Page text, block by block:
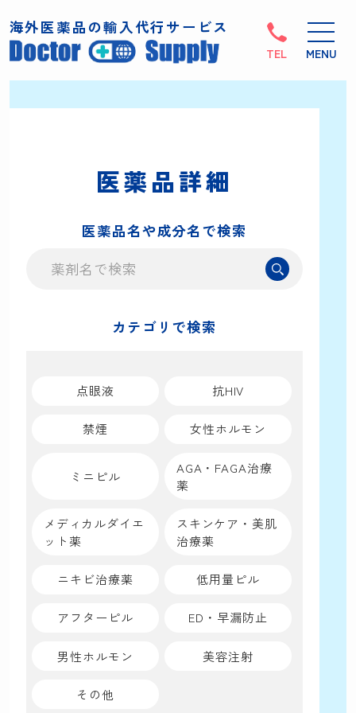
海外医薬品の輸入代行サービス
TEL
医薬品詳細
医薬品名や成分名で検索
カテゴリで検索
点眼液 抗HIV
禁煙 女性ホルモン
ミニピル
AGA・FAGA治療
薬
メディカルダイエ
ット薬
スキンケア・美肌
治療薬
ニキビ治療薬 低用量ピル
アフターピル ED・早漏防止
男性ホルモン 美容注射
その他